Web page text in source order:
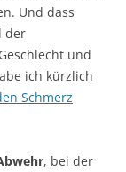
Und dass
der
und
ich kürzlich
Schmerz
, bei der